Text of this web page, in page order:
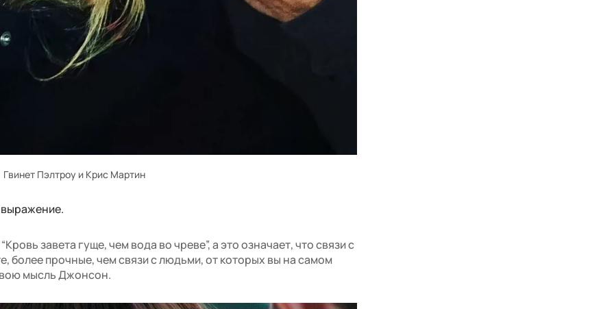
Гвинет Пэлтроу и Крис Мартин
завета гуще, чем вода во чреве”, а это означает, что связи с
более прочные, чем связи с людьми, от которых вы на самом
мысль Джонсон.